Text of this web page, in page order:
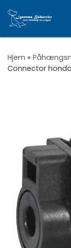
Vis hele
Hjem »
Connector